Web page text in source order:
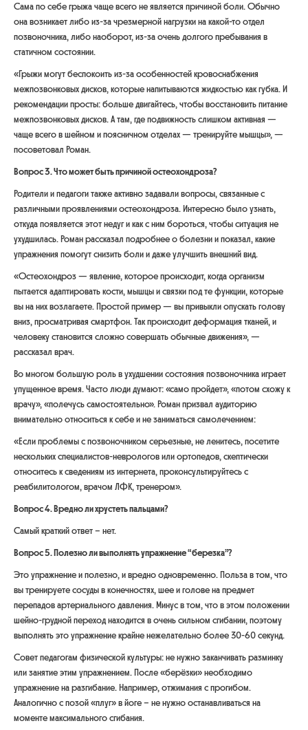
Сама по себе грыжа чаще всего не является причиной боли. Обычно
она возникает либо из-за чрезмерной нагрузки на какой-то отдел
позвоночника, либо наоборот, из-за очень долгого пребывания в
статичном состоянии.
«Грыжи могут беспокоить из-за особенностей кровоснабжения
межпозвонковых дисков, которые напитываются жидкостью как губка. И
рекомендации просты: больше двигайтесь, чтобы восстановить питание
межпозвонковых дисков. А там, где подвижность слишком активная —
чаще всего в шейном и поясничном отделах — тренируйте мышцы», —
посоветовал Роман.
Вопрос 3. Что может быть причиной остеохондроза?
Родители и педагоги также активно задавали вопросы, связанные с
различными проявлениями остеохондроза. Интересно было узнать,
откуда появляется этот недуг и как с ним бороться, чтобы ситуация не
ухудшилась. Роман рассказал подробнее о болезни и показал, какие
упражнения помогут снизить боли и даже улучшить внешний вид.
«Остеохондроз — явление, которое происходит, когда организм
пытается адаптировать кости, мышцы и связки под те функции, которые
вы на них возлагаете. Простой пример — вы привыкли опускать голову
вниз, просматривая смартфон. Так происходит деформация тканей, и
человеку становится сложно совершать обычные движения», —
рассказал врач.
Во многом большую роль в ухудшении состояния позвоночника играет
упущенное время. Часто люди думают: «само пройдет», «потом схожу к
врачу», «полечусь самостоятельно». Роман призвал аудиторию
внимательно относиться к себе и не заниматься самолечением:
«Если проблемы с позвоночником серьезные, не ленитесь, посетите
нескольких специалистов-неврологов или ортопедов, скептически
относитесь к сведениям из интернета, проконсультируйтесь с
реабилитологом, врачом ЛФК, тренером».
Вопрос 4. Вредно ли хрустеть пальцами?
Самый краткий ответ – нет.
Вопрос 5. Полезно ли выполнять упражнение “березка”?
Это упражнение и полезно, и вредно одновременно. Польза в том, что
вы тренируете сосуды в конечностях, шее и голове на предмет
перепадов артериального давления. Минус в том, что в этом положении
шейно-грудной переход находится в очень сильном сгибании, поэтому
выполнять это упражнение крайне нежелательно более 30-60 секунд.
Совет педагогам физической культуры: не нужно заканчивать разминку
или занятие этим упражнением. После «берёзки» необходимо
упражнение на разгибание. Например, отжимания с прогибом.
Аналогично с позой «плуг» в йоге – не нужно останавливаться на
моменте максимального сгибания.